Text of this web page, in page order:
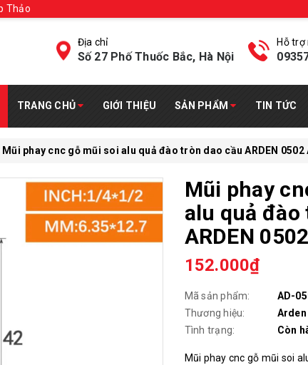
Thảo
Địa chỉ
Số 27 Phố Thuốc Bắc, Hà Nội
Hỗ trợ
TRANG CHỦ GIỚI THIỆU SẢN PHẨM TIN TỨC
Mũi phay cnc gỗ mũi soi alu quả đào tròn dao cầu ARDEN 0502
Mũi phay
alu quả đào
ARDEN
152.000₫
Mã sản phẩm:
AD-
Thương hiệu:
Arden
Tình trạng:
Còn
Mũi phay cnc gỗ mũi soi